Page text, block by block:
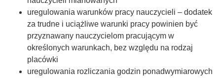
uregulowania warunków pracy nauczycieli – dodatek
za trudne i uciążliwe warunki pracy powinien być
przyznawany nauczycielom pracującym w
określonych warunkach, bez względu na rodzaj
placówki
uregulowania rozliczania godzin ponadwymiarowych